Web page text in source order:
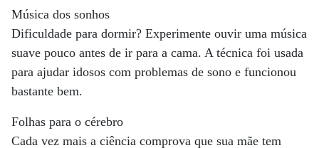
Música dos sonhos
Dificuldade para dormir? Experimente ouvir uma música
suave pouco antes de ir para a cama. A técnica foi usada
para ajudar idosos com problemas de sono e funcionou
bastante bem.
Folhas para o cérebro
Cada vez mais a ciência comprova que sua mãe tem